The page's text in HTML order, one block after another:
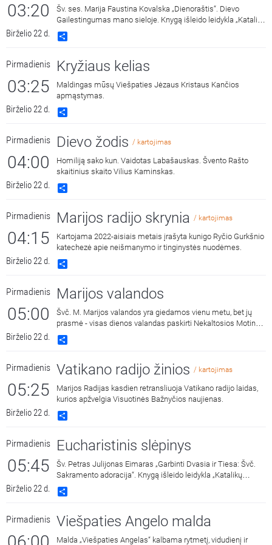
šv. Faustinos regėjimus.
03:20
Birželio 22 d.
Šv. ses. Marija Faustina Kovalska „Dienoraštis“. Dievo
Gailestingumas mano sieloje. Knygą išleido leidykla „Katalikų
pasaulio leidiniai“, 2014 m.
Pirmadienis
03:25
Birželio 22 d.
Kryžiaus kelias
Maldingas mūsų Viešpaties Jėzaus Kristaus Kančios
apmąstymas.
Pirmadienis
04:00
Birželio 22 d.
Dievo žodis / kartojimas
Homiliją sako kun. Vaidotas Labašauskas. Švento Rašto
skaitinius skaito Vilius Kaminskas.
Pirmadienis
04:15
Birželio 22 d.
Marijos radijo skrynia / kartojimas
Kartojama 2022-aisiais metais įrašyta kunigo Ryčio Gurkšnio
katechezė apie neišmanymo ir tinginystės nuodėmes.
Pirmadienis
05:00
Birželio 22 d.
Marijos valandos
Švč. M. Marijos valandos yra giedamos vienu metu, bet jų
prasmė - visas dienos valandas paskirti Nekaltosios Motinos
šlovei.
Pirmadienis
05:25
Birželio 22 d.
Vatikano radijo žinios / kartojimas
Marijos Radijas kasdien retransliuoja Vatikano radijo laidas,
kurios apžvelgia Visuotinės Bažnyčios naujienas.
Pirmadienis
05:45
Birželio 22 d.
Eucharistinis slėpinys
Šv. Petras Julijonas Eimaras „Garbinti Dvasia ir Tiesa: Švč.
Sakramento adoracija“. Knygą išleido leidykla „Katalikų
pasaulio leidiniai“ 2018 metais. Skaito Vilius Kaminskas.
Pirmadienis Viešpaties Angelo malda
Malda „Viešpaties Angelas“ kalbama rytmetį, vidudienį ir